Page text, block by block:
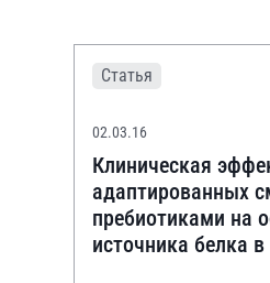
Статья
02.03.16
Клиническая
адаптированных
пребиотиками на
источника белка